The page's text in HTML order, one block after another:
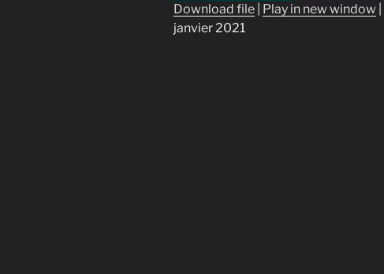
SHARE
Download file Play in new window
janvier 2021